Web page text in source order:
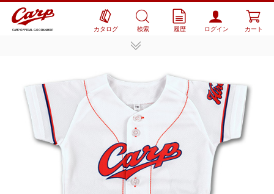
CARP OFFICIAL GOODS SHOP カタログ 検索 履歴 ログイン カート